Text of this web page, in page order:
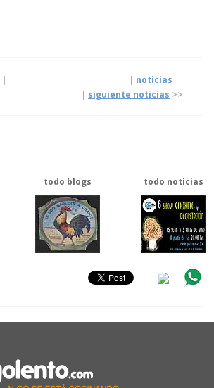
noticias
siguiente noticias >>
todo blogs todo noticias